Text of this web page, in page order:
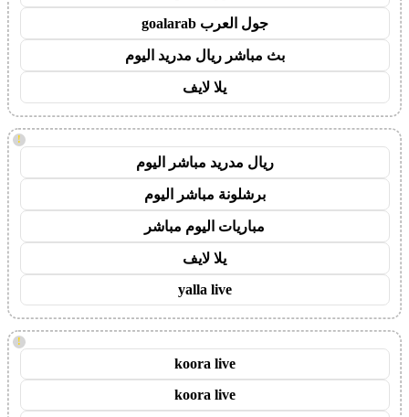
جول العرب goalarab
بث مباشر ريال مدريد اليوم
يلا لايف
!
ريال مدريد مباشر اليوم
برشلونة مباشر اليوم
مباريات اليوم مباشر
يلا لايف
yalla live
!
koora live
koora live